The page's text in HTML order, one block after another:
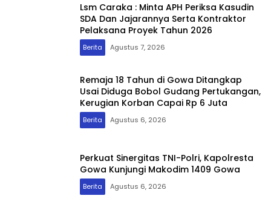
Lsm Caraka : Minta APH Periksa Kasudin
SDA Dan Jajarannya Serta Kontraktor
Pelaksana Proyek Tahun 2026
Berita Agustus 7, 2026
Remaja 18 Tahun di Gowa Ditangkap
Usai Diduga Bobol Gudang Pertukangan,
Kerugian Korban Capai Rp 6 Juta
Berita Agustus 6, 2026
Perkuat Sinergitas TNI-Polri, Kapolresta
Gowa Kunjungi Makodim 1409 Gowa
Berita Agustus 6, 2026